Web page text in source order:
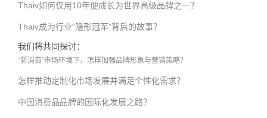
Thaiv如何仅用10年便成长为世界高级品牌之一？
Thaiv成为行业“隐形冠军”背后的故事？
我们将共同探讨：
“新消费”市场环境下，怎样加强品牌形象与营销策略？
怎样推动定制化市场发展并满足个性化需求？
中国消费品品牌的国际化发展之路？